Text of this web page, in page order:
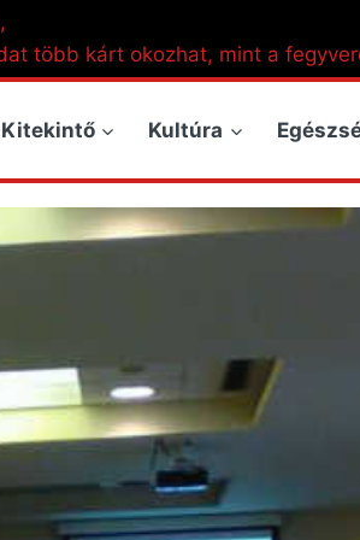
több kárt okozhat, mint a
Kitekintő Kultúra